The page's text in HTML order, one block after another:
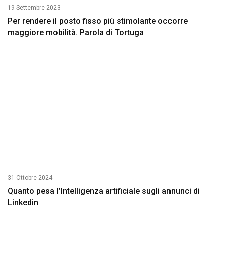
19 Settembre 2023
Per rendere il posto fisso più stimolante occorre
maggiore mobilità. Parola di Tortuga
31 Ottobre 2024
Quanto pesa l’Intelligenza artificiale sugli annunci di
Linkedin